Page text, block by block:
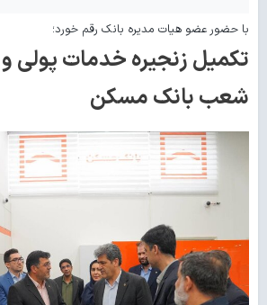
با حضور عضو هیات مدیره بانک رقم خورد؛
تکمیل زنجیره خدمات پولی
شعب بانک مسکن